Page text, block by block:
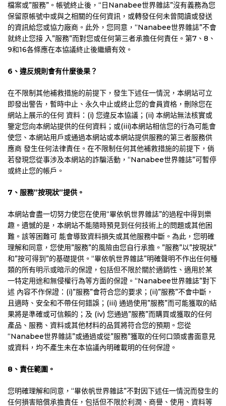
檔案或”服務”。帳號終止後，“日Nanabee世界雜誌”沒有義務為您
保留原帳號中或與之相關的任何資訊，或轉發任何未曾閱讀或發送
的資訊給您或協力廠商。此外，您同意，“Nanabee世界雜誌”不會
就終止您接 入”服務”而對您或任何第三者承擔任何責任。第7、8、
9和16各條應在本協議終止後繼續有效。
6 、違反規則會有什麼後果？
在不限制其他補救措施的前提下，發生下述任一情況，本網站可立
即發出警告，暫時中止、永久中止或終止您的會員資格，刪除您在
網站上展示的任何 資料：(i) 您違反本協議；(ii) 本網站無法核實或
鑒定您向本網站提供的任何資料；或(iii)本網站相信您的行為可能會
使您、本網站用戶或通過本網站或本網站提供服務的第三者服務供
應商 發生任何法律責任。在不限制任何其他補救措施的前提下，倘
若發現您從事涉及本網站的詐騙活動，“Nanabee世界雜誌”可暫停
或終止您的帳戶。
7 、服務”按現狀”提供。
本網站會盡一切努力使您在使用“畢依帆世界雜誌”的過程中得到樂
趣。遺憾的是，本網站不能隨時預見到任何技術上的問題或其他困
難。該等困難可 能會導致資料損失或其他服務中斷。為此，您明確
理解和同意，您使用”服務”的風險由您自行承擔。”服務”以”按現狀”
和”按可得到”的基礎提供。“畢依帆世界雜誌”明確聲明不作出任何種
類的所有明示或暗示的保證，包括但不限於關於適銷性、適用於某
一特定用途和無侵權行為等方面的保證。“Nanabee世界雜誌”對下
述 內容不作保證：(i)”服務”會符合您的要求；(ii)”服務”不會中斷，
且適時、安全和不帶任何錯誤；(iii) 通過使用”服務”而可能獲取的結
果將是準確或可信賴的；及 (iv) 您通過”服務”而購買或獲取的任何
產品、服務、資料或其他材料的品質將符合您的預期。您從
“Nanabee世界雜誌”或通過或從”服務”獲取的任何口頭或書面意見
或資料，均不產生未在本協議內明確載明的任何保證。
8 、責任範圍。
您明確理解和同意，“畢依帆世界雜誌”不對因下述任一情況而發生的
任何損害賠償承擔責任，包括但不限於利潤、商譽、使用、資料等